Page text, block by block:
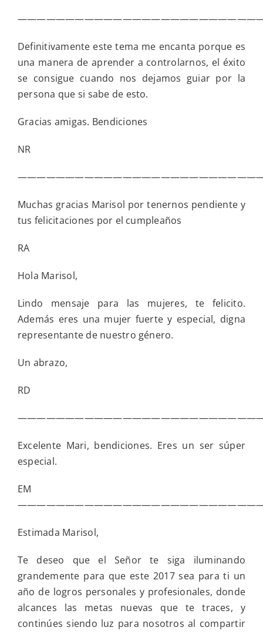
Definitivamente este tema me encanta porque es
una manera de aprender a controlarnos, el éxito
se consigue cuando nos dejamos guiar por la
persona que si sabe de esto.
Gracias amigas. Bendiciones
NR
Muchas gracias Marisol por tenernos pendiente y
tus felicitaciones por el cumpleaños
RA
Hola Marisol,
Lindo mensaje para las mujeres, te felicito.
Además eres una mujer fuerte y especial, digna
representante de nuestro género.
Un abrazo,
RD
Excelente Mari, bendiciones. Eres un ser súper
especial.
EM
Estimada Marisol,
Te deseo que el Señor te siga iluminando
grandemente para que este 2017 sea para ti un
año de logros personales y profesionales, donde
alcances las metas nuevas que te traces, y
continúes siendo luz para nosotros al compartir